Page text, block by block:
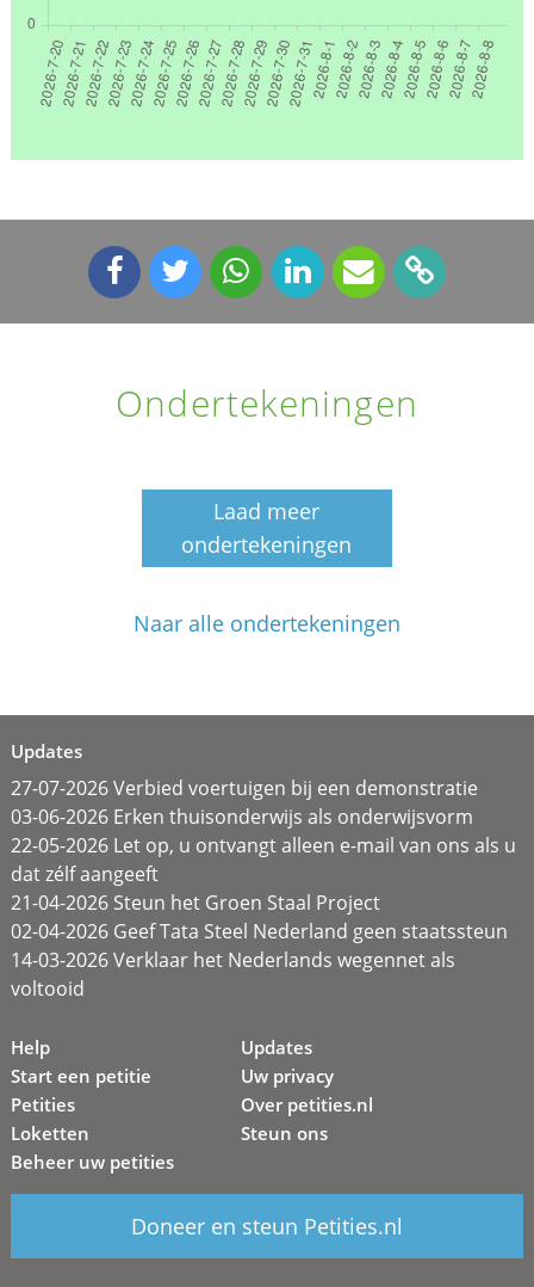
Ondertekeningen
Laad meer
ondertekeningen
Naar alle ondertekeningen
Updates
27-07-2026 Verbied voertuigen bij een demonstratie
03-06-2026 Erken thuisonderwijs als onderwijsvorm
22-05-2026 Let op, u ontvangt alleen e-mail van ons als u
dat zélf aangeeft
21-04-2026 Steun het Groen Staal Project
02-04-2026 Geef Tata Steel Nederland geen staatssteun
14-03-2026 Verklaar het Nederlands wegennet als
voltooid
Help
Start een petitie
Petities
Loketten
Beheer uw petities
Updates
Uw privacy
Over petities.nl
Steun ons
Doneer en steun Petities.nl